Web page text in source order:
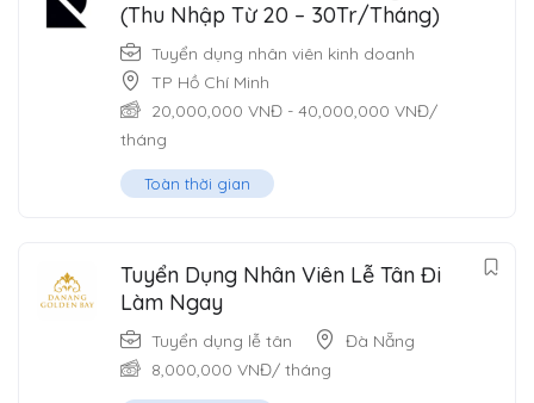
(Thu Nhập Từ 20 – 30Tr/Tháng)
Tuyển dụng nhân viên kinh doanh
TP Hồ Chí Minh
20,000,000 VNĐ - 40,000,000 VNĐ/
tháng
Toàn thời gian
Tuyển Dụng Nhân Viên Lễ Tân Đi
Làm Ngay
Tuyển dụng lễ tân
Đà Nẵng
8,000,000 VNĐ/ tháng